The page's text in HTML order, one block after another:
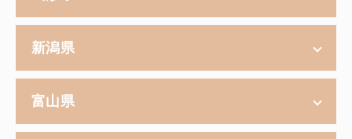
新潟県
富山県